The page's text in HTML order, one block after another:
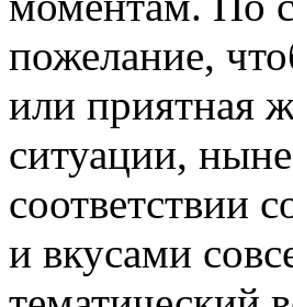
пожелание,
или приятная
ситуации,
соответствии
и вкусами